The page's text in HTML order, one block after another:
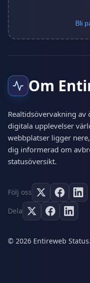
Bli
Om
Realtidsövervakning
digitala upplevelser
webbplatser ligger
dig informerad om
statusöversikt.
Följ oss
Dela
© 2026 Entireweb